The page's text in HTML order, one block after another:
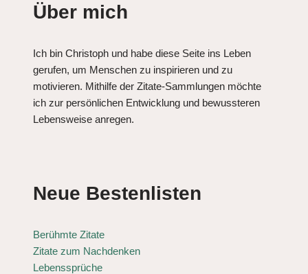
Über mich
Ich bin Christoph und habe diese Seite ins Leben
gerufen, um Menschen zu inspirieren und zu
motivieren. Mithilfe der Zitate-Sammlungen möchte
ich zur persönlichen Entwicklung und bewussteren
Lebensweise anregen.
Neue Bestenlisten
Berühmte Zitate
Zitate zum Nachdenken
Lebenssprüche